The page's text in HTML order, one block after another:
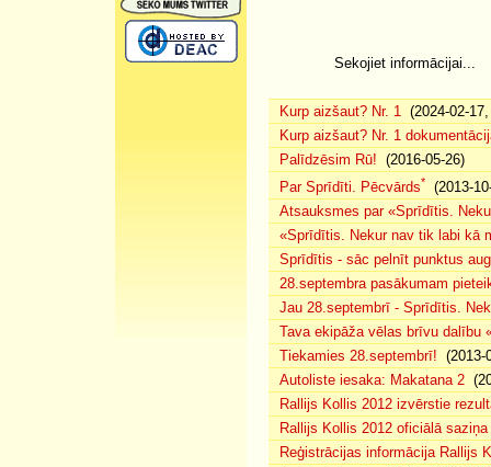
Sekojiet informācijai...
Kurp aizšaut? Nr. 1 (2024-02-
Kurp aizšaut? Nr. 1
Palīdzēsim Rū! (2016-05-26)
Par Sprīdīti. Pēcvārds*
(2013-
Atsauksmes par «Sprīdītis.
«Sprīdītis. Nekur nav tik labi kā
Sprīdītis - sāc pelnīt punktus
28.septembra pasākumam
Jau 28.septembrī - Sprīdītis.
Tava ekipāža vēlas brīvu dalību
Tiekamies 28.septembrī! (2013-
Autoliste iesaka: Makatana 2
Rallijs Kollis 2012 izvērstie
Rallijs Kollis 2012 oficiālā saziņa
Reģistrācijas informācija Rallijs